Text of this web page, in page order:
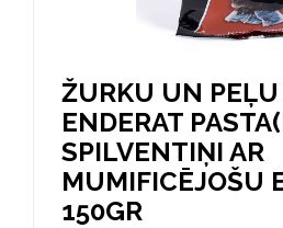
ŽURKU UN
ENDERAT
SPILVENTIŅI AR
MUMIFICĒJOŠU
150GR